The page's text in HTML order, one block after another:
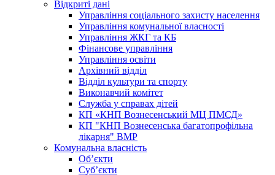
Відкриті дані
Управління соціального захисту населення
Управління комунальної власності
Управління ЖКГ та КБ
Фінансове управління
Управління освіти
Архівний відділ
Відділ культури та спорту
Виконавчий комітет
Служба у справах дітей
КП «КНП Вознесенський МЦ ПМСД»
КП "КНП Вознесенська багатопрофільна
лікарня" ВМР
Комунальна власність
Об’єкти
Суб’єкти